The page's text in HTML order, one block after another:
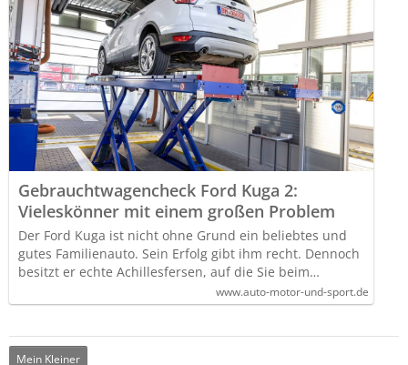
Gebrauchtwagencheck Ford Kuga 2:
Vieleskönner mit einem großen Problem
Der Ford Kuga ist nicht ohne Grund ein beliebtes und
gutes Familienauto. Sein Erfolg gibt ihm recht. Dennoch
besitzt er echte Achillesfersen, auf die Sie beim…
www.auto-motor-und-sport.de
Mein Kleiner